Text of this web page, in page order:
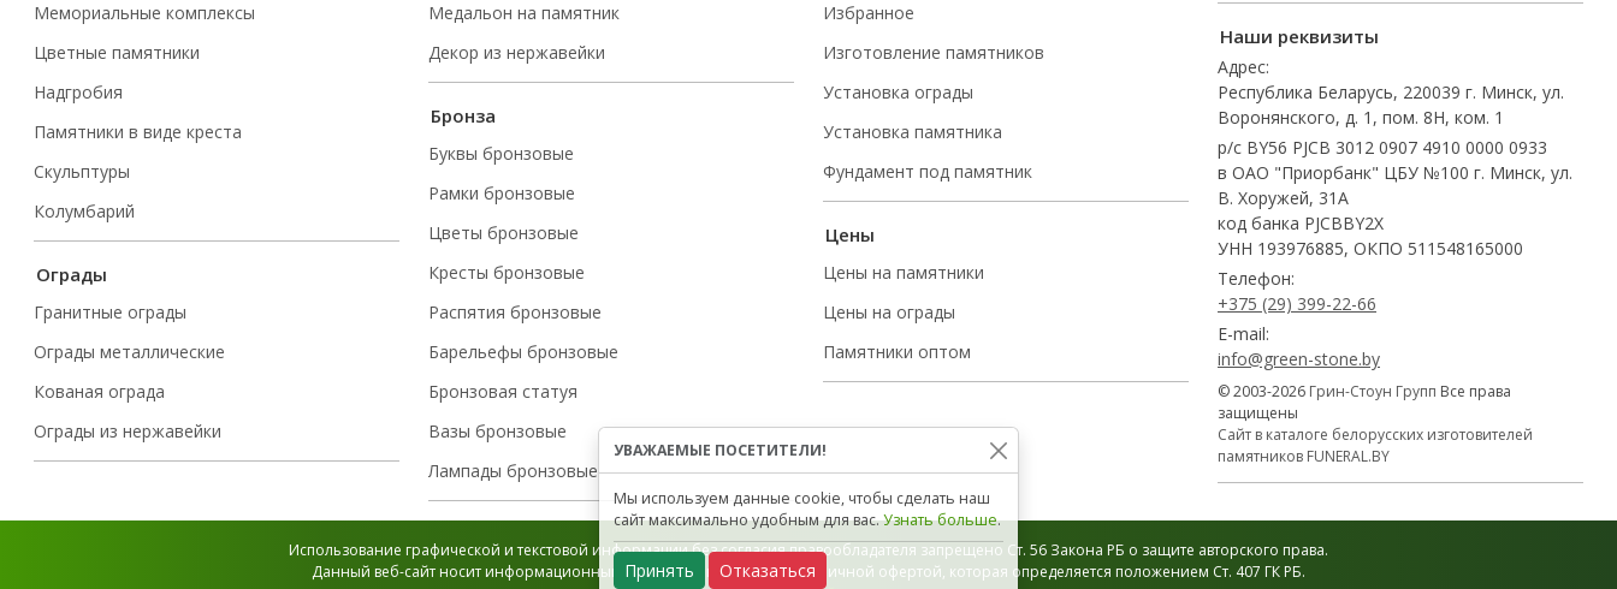
Мемориальные комплексы
Цветные памятники
Надгробия
Памятники в виде креста
Скульптуры
Колумбарий
Ограды
Гранитные ограды
Ограды металлические
Кованая ограда
Ограды из нержавейки
Медальон на памятник
Декор из нержавейки
Бронза
Буквы бронзовые
Рамки бронзовые
Цветы бронзовые
Кресты бронзовые
Распятия бронзовые
Барельефы бронзовые
Бронзовая статуя
Вазы бронзовые
Лампады бронзовые
Избранное
Изготовление памятников
Установка ограды
Установка памятника
Фундамент под памятник
Цены
Цены на памятники
Цены на ограды
Памятники оптом
Наши реквизиты
Адрес:
Республика Беларусь, 220039 г. Минск, ул.
Воронянского, д. 1, пом. 8Н, ком. 1
р/с BY56 PJCB 3012 0907 4910 0000 0933
в ОАО "Приорбанк" ЦБУ №100 г. Минск, ул.
В. Хоружей, 31А
код банка PJCBBY2X
УНН 193976885, ОКПО 511548165000
Телефон:
+375 (29) 399-22-66
E-mail:
info@green-stone.by
© 2003-2026 Грин-Стоун Групп Все права
защищены
Сайт в каталоге белорусских изготовителей
памятников FUNERAL.BY
Использование графической и текстовой информации без согласия правообладателя запрещено Ст. 56 Закона РБ о защите авторского права.
Данный веб-сайт носит информационный характер и не является публичной офертой, которая определяется положением Ст. 407 ГК РБ.
УВАЖАЕМЫЕ ПОСЕТИТЕЛИ!
Мы используем данные cookie, чтобы сделать наш
сайт максимально удобным для вас.Узнать больше.
Принять Отказаться